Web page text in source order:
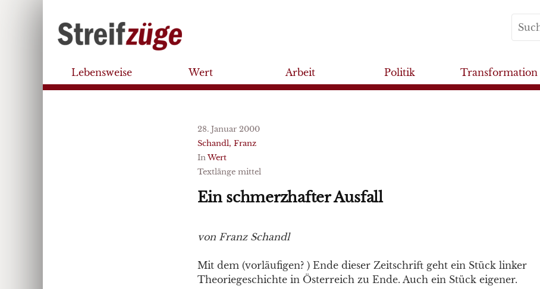
Lebensweise Wert Arbeit Politik Transformation
28. Januar 2000
Schandl, Franz
InWert
Textlänge mittel
Ein schmerzhafter Ausfall
von Franz Schandl
Mit dem (vorläufigen? ) Ende dieser Zeitschrift geht ein Stück linker
Theoriegeschichte in Österreich zu Ende. Auch ein Stück eigener.